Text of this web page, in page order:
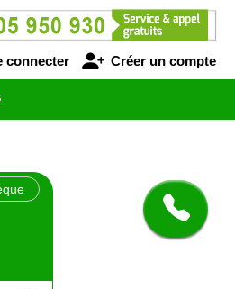
connecter Créer un compte